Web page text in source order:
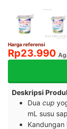
Harga referensi
Rp23.990
Deskripsi
Dua cup
mL susu
Kandungan